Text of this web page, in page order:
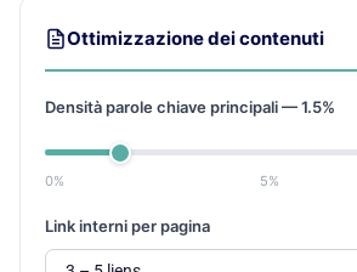
Ottimizzazione dei contenuti
Densità parole chiave principali —1.5%
0% 5%
Link interni per pagina